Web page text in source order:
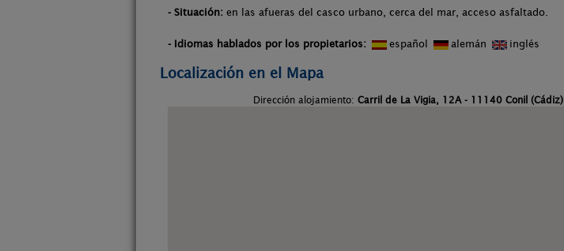
- Situación: en las afueras del casco urbano, cerca del mar, acceso asfaltado.
- Idiomas hablados por los propietarios: español alemán inglés
Localización en el Mapa
Dirección alojamiento: Carril de La Vigia, 12A - 11140 Conil (Cádiz)